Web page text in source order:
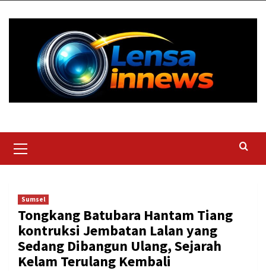
Menu
Sumsel
Tongkang Batubara Hantam Tiang
kontruksi Jembatan Lalan yang
Sedang Dibangun Ulang, Sejarah
Kelam Terulang Kembali